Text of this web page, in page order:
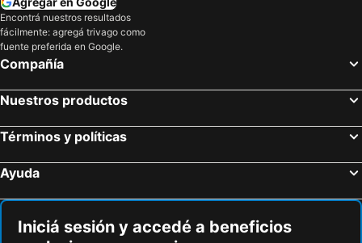
Encontrá nuestros resultados
fácilmente: agregá trivago como
fuente preferida en Google.
Compañía
Nuestros productos
Términos y políticas
Ayuda
Iniciá sesión y accedé a beneficios